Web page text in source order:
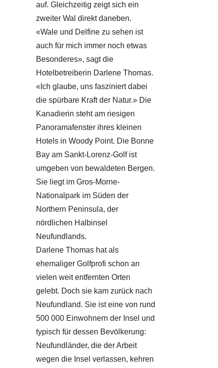
auf. Gleichzeitig zeigt sich ein
zweiter Wal direkt daneben.
«Wale und Delfine zu sehen ist
auch für mich immer noch etwas
Besonderes», sagt die
Hotelbetreiberin Darlene Thomas.
«Ich glaube, uns fasziniert dabei
die spürbare Kraft der Natur.» Die
Kanadierin steht am riesigen
Panoramafenster ihres kleinen
Hotels in Woody Point. Die Bonne
Bay am Sankt-Lorenz-Golf ist
umgeben von bewaldeten Bergen.
Sie liegt im Gros-Morne-
Nationalpark im Süden der
Northern Peninsula, der
nördlichen Halbinsel
Neufundlands.
Darlene Thomas hat als
ehemaliger Golfprofi schon an
vielen weit entfernten Orten
gelebt. Doch sie kam zurück nach
Neufundland. Sie ist eine von rund
500 000 Einwohnern der Insel und
typisch für dessen Bevölkerung:
Neufundländer, die der Arbeit
wegen die Insel verlassen, kehren